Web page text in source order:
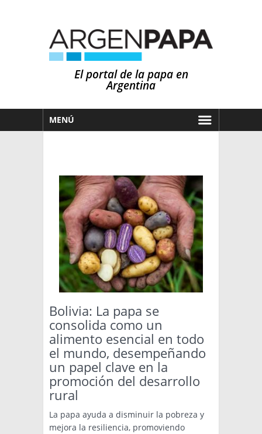
El portal de la papa en
Argentina
MENÚ
NOTICIAS
EN ESPAÑOL
OTROS IDIOMAS
CLIMA
PRONÓSTICO
LLUVIAS
ARGENTINA
EL MUNDO
TÉCNICA
PRODUCCION
CLASIFICADOS
INTERES GENERAL
LA PAPA
RESOLUCIONES Y NORMATIVAS
ENLACES
ARGENPAPA
PUBLICIDAD
CONTACTO
BUSCAR NOTICIAS
BUSCAR
Bolivia: La papa se
consolida como un
alimento esencial en todo
el mundo, desempeñando
un papel clave en la
promoción del desarrollo
rural
La papa ayuda a disminuir la pobreza y
mejora la resiliencia, promoviendo